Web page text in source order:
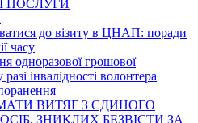
ПОСЛУГИ
до візиту в ЦНАП: поради
часу
одноразової грошової
інвалідності волонтера
ВИТЯГ З ЄДИНОГО
ЗНИКЛИХ БЕЗВІСТИ ЗА